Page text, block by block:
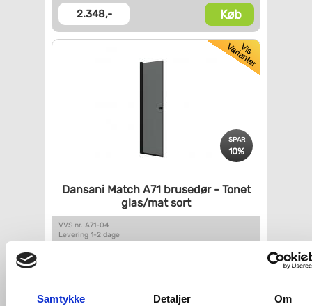
Samtykke Detaljer Om
2.348,- Køb
SPAR
10%
Dansani Match A71 brusedør -Tonet
glas/mat sort
VVS nr. A71-04
Levering 1-2 dage
Fragt 99,-